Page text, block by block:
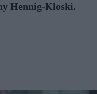
Hennig-Kloski.